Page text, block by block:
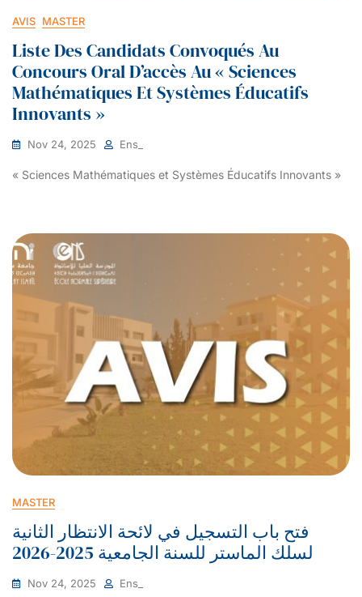
AVIS MASTER
Liste Des Candidats Convoqués Au
Concours Oral D’accès Au « Sciences
Mathématiques Et Systèmes Éducatifs
Innovants »
Nov 24, 2025 Ens_
« Sciences Mathématiques et Systèmes Éducatifs Innovants »
MASTER
فتح باب التسجيل في لائحة الانتظار الثانية
لسلك الماستر للسنة الجامعية 2025-2026
Nov 24, 2025 Ens_